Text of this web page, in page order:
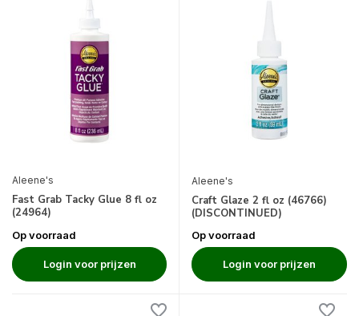
Aleene's
Fast Grab Tacky Glue 8 fl oz
(24964)
Op voorraad
Login voor prijzen
Aleene's
Craft Glaze 2 fl oz (46766)
(DISCONTINUED)
Op voorraad
Login voor prijzen